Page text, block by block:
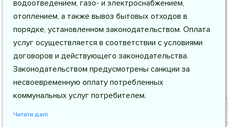
водоотведением, газо- и электроснабжением,
отоплением, а также вывоз бытовых отходов в
порядке, установленном законодательством. Оплата
услуг осуществляется в соответствии с условиями
договоров и действующего законодательства.
Законодательством предусмотрены санкции за
несвоевременную оплату потребленных
коммунальных услуг потребителем.
Читати далі